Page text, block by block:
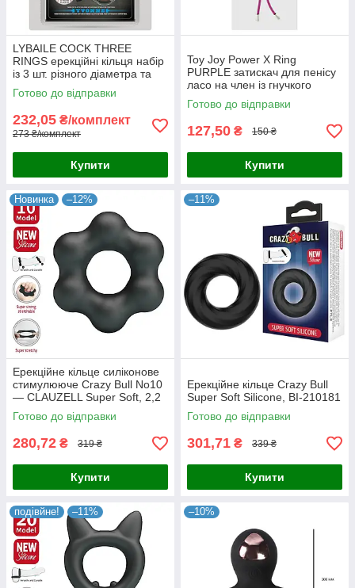
LYBAILE COCK THREE
RINGS ерекційні кільця набір
із 3 шт. різного діаметра та
форми чорний TPR Китай
Готово до відправки
232,05 ₴/комплект
273 ₴/комплект
Купити
Toy Joy Power X Ring
PURPLE затискач для пенісу
ласо на член із гнучкого
матеріалу стягнутий
намистинкою не містить
фталатів
Готово до відправки
127,50 ₴ 150 ₴
Купити
Новинка –12%
Ерекційне кільце силіконове
стимулююче Crazy Bull No10
— CLAUZELL Super Soft, 2,2
см*6 см
Готово до відправки
280,72 ₴ 319 ₴
Купити
–11%
Ерекційне кільце Crazy Bull
Super Soft Silicone, BI-210181
Готово до відправки
301,71 ₴ 339 ₴
Купити
подівйне! –11% –10%